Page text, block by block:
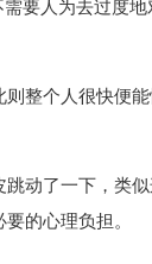
要人为去过度
整个人很快便能
动了一下，类
的心理负担。